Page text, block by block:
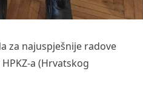
za najuspješnije radove
a (Hrvatskog